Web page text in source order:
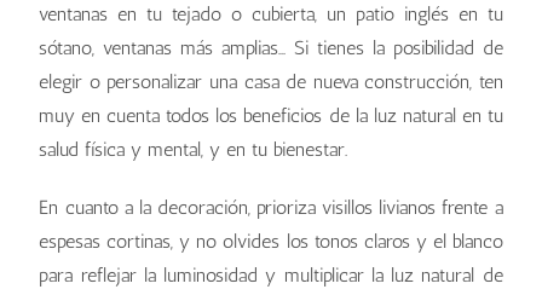
ventanas en tu tejado o cubierta, un patio inglés en tu
sótano, ventanas más amplias… Si tienes la posibilidad de
elegir o personalizar una casa de nueva construcción, ten
muy en cuenta todos los beneficios de la luz natural en tu
salud física y mental, y en tu bienestar.
En cuanto a la decoración, prioriza visillos livianos frente a
espesas cortinas, y no olvides los tonos claros y el blanco
para reflejar la luminosidad y multiplicar la luz natural de